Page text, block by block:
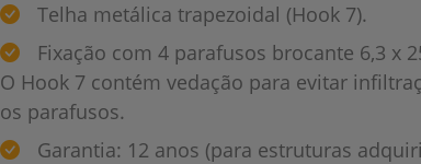
Telha metálica trapezoidal (Hook 7).
Fixação com 4 parafusos brocante 6,3 x
O Hook 7 contém vedação para evitar
os parafusos.
Garantia: 12 anos (para estruturas